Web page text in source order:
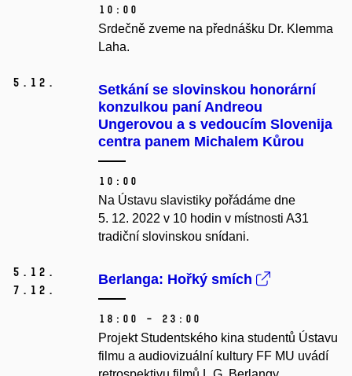
10:00
Srdečně zveme na přednášku Dr. Klemma
Laha.
5. 12.
Setkání se slovinskou honorární
konzulkou paní Andreou
Ungerovou a s vedoucím Slovenija
centra panem Michalem Kůrou
10:00
Na Ústavu slavistiky pořádáme dne
5. 12. 2022 v 10 hodin v místnosti A31
tradiční slovinskou snídani.
5. 12.
7. 12.
Berlanga: Hořký smích
18:00 – 23:00
Projekt Studentského kina studentů Ústavu
filmu a audiovizuální kultury FF MU uvádí